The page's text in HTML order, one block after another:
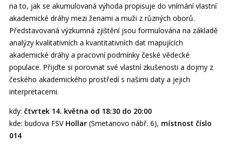
na to, jak se akumulovaná výhoda propisuje do vnímání vlastní
akademické dráhy mezi ženami a muži z různých oborů.
Představovaná výzkumná zjištění jsou formulována na základě
analýzy kvalitativních a kvantitativních dat mapujících
akademické dráhy a pracovní podmínky české vědecké
populace. Přijďte si porovnat své vlastní zkušenosti a dojmy z
českého akademického prostředí s našimi daty a jejich
interpretacemi.
kdy: čtvrtek 14. května od 18:30 do 20:00
kde: budova FSV Hollar (Smetanovo nábř. 6), místnost číslo
014